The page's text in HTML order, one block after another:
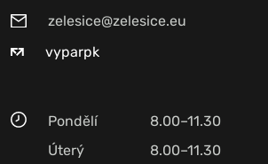
zelesice@zelesice.eu
vyparpk
Pondělí 8.00–11.30
Úterý
8.00–11.30